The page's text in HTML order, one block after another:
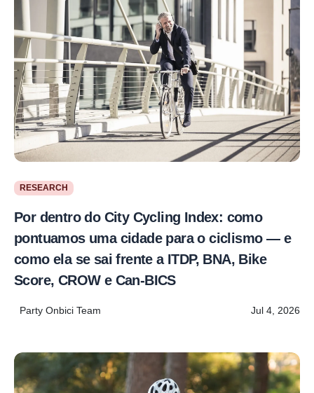
RESEARCH
Por dentro do City Cycling Index: como
pontuamos uma cidade para o ciclismo — e
como ela se sai frente a ITDP, BNA, Bike
Score, CROW e Can-BICS
Party Onbici Team Jul 4, 2026